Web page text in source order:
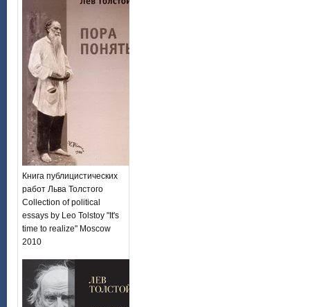
Книга публицистических
работ Льва Толстого
Collection of political
essays by Leo Tolstoy "It's
time to realize" Moscow
2010